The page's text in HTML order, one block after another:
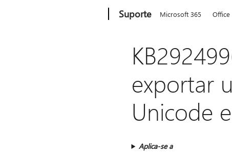
Suporte Microsoft 365 Office
exportar
Unicode
Aplica-se a